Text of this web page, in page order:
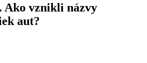
Ako vznikli názvy
aut?